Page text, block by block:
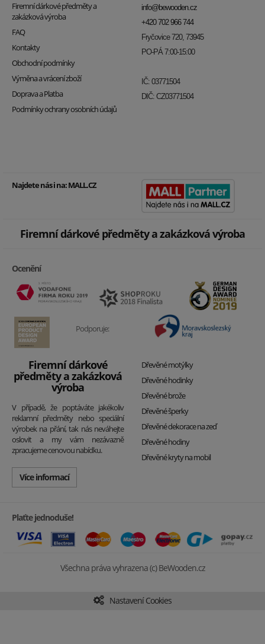
Firemní dárkové předměty a
zakázková výroba
FAQ
Kontakty
Obchodní podmínky
Výměna a vrácení zboží
Doprava a Platba
Podmínky ochrany osobních údajů
info@bewooden.cz
+420 702 966 744
Fryčovice 720, 73945
PO-PÁ 7:00-15:00
IČ: 03771504
DIČ: CZ03771504
Najdete nás i na:MALL.CZ
Firemní dárkové předměty a zakázková výroba
Ocenění
Podporuje:
Firemní dárkové
předměty a zakázková
výroba
V případě, že poptáváte jakékoliv
reklamní předměty nebo speciální
výrobek na přání, tak nás neváhejte
oslovit a my vám nezávazně
zpracujeme cenovou nabídku.
Více informací
Dřevěné motýlky
Dřevěné hodinky
Dřevěné brože
Dřevěné šperky
Dřevěné dekorace na zeď
Dřevěné hodiny
Dřevěné kryty na mobil
Plaťte jednoduše!
Všechna práva vyhrazena (c) BeWooden.cz
Nastavení Cookies